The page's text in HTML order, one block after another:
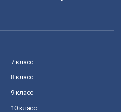
7 класс
8 класс
9 класс
10 класс